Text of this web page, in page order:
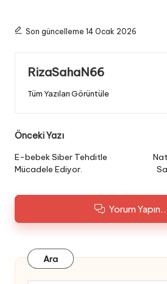
Son güncelleme 14 Ocak 2026
RizaSahaN66
Tüm Yazıları Görüntüle
Post
navigation
Önceki Yazı
E-bebek Siber Tehditle
Mücadele Ediyor.
Yorum
Ara